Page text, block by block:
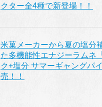
クター全4種で新登場！！
米菓メーカーから夏の塩分
た多機能性エナジーラムネ
ク+塩分 サマーギャングパ
売！！